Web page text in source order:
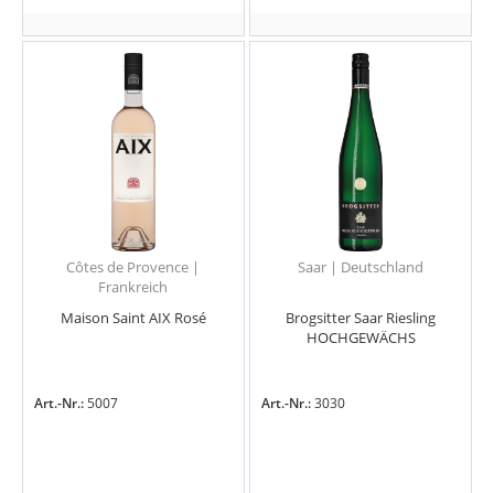
Côtes de Provence |
Frankreich
Maison Saint AIX Rosé
Art.-Nr.:5007
Saar | Deutschland
Brogsitter Saar Riesling
HOCHGEWÄCHS
Art.-Nr.:3030